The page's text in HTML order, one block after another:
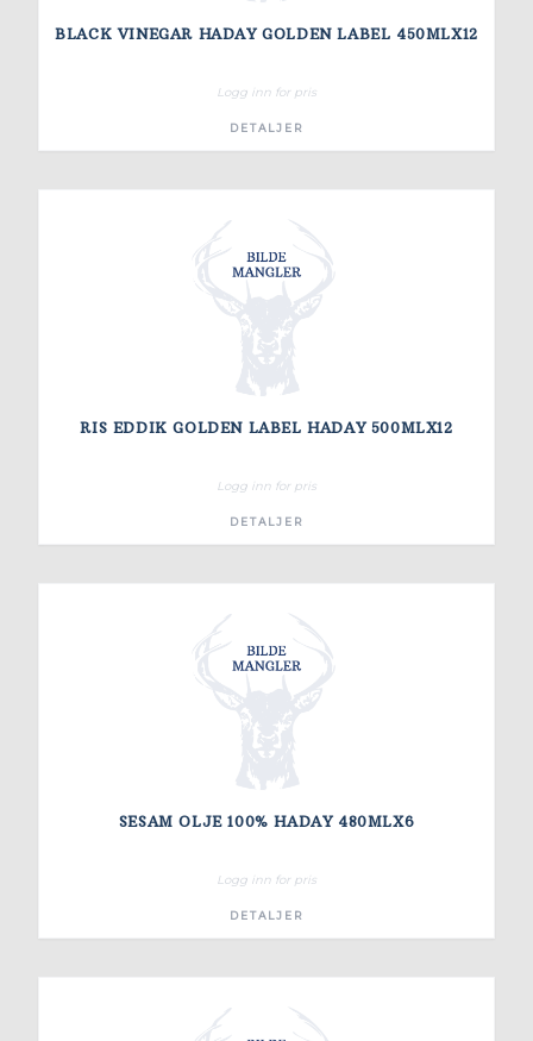
BLACK VINEGAR HADAY GOLDEN LABEL 450MLX12
Logg inn for pris
DETALJER
RIS EDDIK GOLDEN LABEL HADAY 500MLX12
Logg inn for pris
DETALJER
SESAM OLJE 100% HADAY 480MLX6
Logg inn for pris
DETALJER